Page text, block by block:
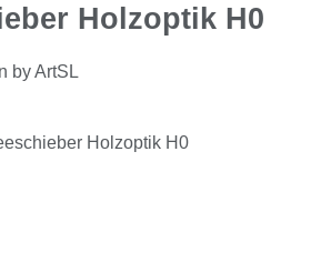
Holzoptik H0
by ArtSL